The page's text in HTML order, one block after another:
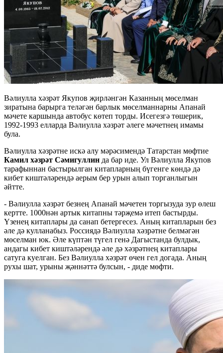
Вәлиулла хәзрәт Якупов җирләнгән Казанның мөселман
зиратына барырга теләгән барлык мөселманнарны Апанай
мәчете каршында автобус көтеп торды. Исегезгә төшерик,
1992-1993 елларда Вәлиулла хәзрәт әлеге мәчетнең имамы
була.
Вәлиулла хәзрәтне искә алу мәрәсимендә Татарстан мөфтие
Камил хәзрәт Сәмигуллин да бар иде. Ул Вәлиулла Якупов
тарафыннан бастырылган китапларның бүгенге көндә дә
кибет киштәләрендә аерым бер урын алып торганлыгын
әйтте.
- Вәлиулла хәзрәт безнең Апанай мәчетен торгызуда зур өлеш
кертте. 1000нән артык китапны тәрҗемә итеп бастырды.
Үзенең китаплары да санап бетергесез. Аның китапларын без
әле дә кулланабыз. Россиядә Вәлиулла хәзрәтне белмәгән
мөселман юк. Әле күптән түгел генә Дагыстанда булдык,
андагы кибет киштәләрендә әле дә хәзрәтнең китаплары
сатуга куелган. Без Вәлиулла хәзрәт өчен гел догада. Аның
рухы шат, урыны җәннәттә булсын, - диде мөфти.